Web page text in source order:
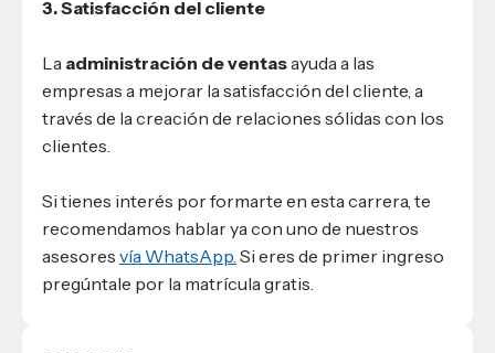
3. Satisfacción del cliente
La administración de ventasayuda a las
empresas a mejorar la satisfacción del cliente, a
través de la creación de relaciones sólidas con los
clientes.
Si tienes interés por formarte en esta carrera, te
recomendamos hablar ya con uno de nuestros
asesores vía WhatsApp. Si eres de primer ingreso
pregúntale por la matrícula gratis.